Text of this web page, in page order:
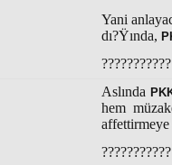
Yani
dı?Ÿında,
???????????
Aslında
hem
???????????